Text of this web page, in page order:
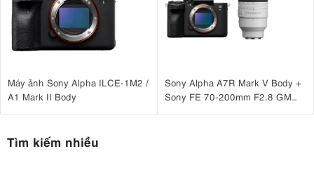
Chụp ảnh sản phẩm
Chụp chân dung
Livestream
Góc chiếu sáng 65° tạo vùng sáng rộng, mềm mại và đồng đều hơn,
Máy ảnh Sony Alpha ILCE-1M2 /
A1 Mark II Body
Sony Alpha A7R Mark V Body +
Sony FE 70-200mm F2.8 GM
Tìm kiếm nhiều